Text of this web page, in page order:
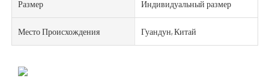
Размер Индивидуальный размер
Место Происхождения Гуандун, Китай